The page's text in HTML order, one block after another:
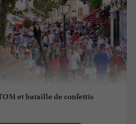
et bataille de confettis